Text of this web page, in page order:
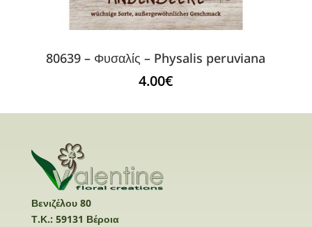
80639 – Φυσαλίς – Physalis peruviana
4.00€
Βενιζέλου 80
Τ.Κ.: 59131 Βέροια